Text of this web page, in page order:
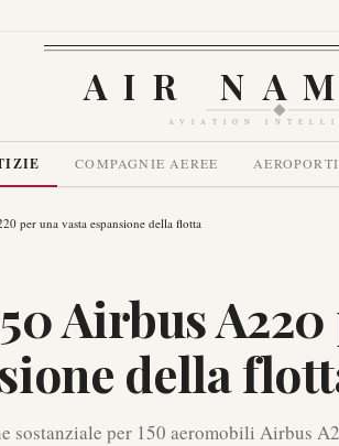
AIR
AVIATION
COMPAGNIE AEREE AEROPORTI
per una vasta espansione della flotta
Airbus
della
sostanziale per 150 aeromobili Airbus